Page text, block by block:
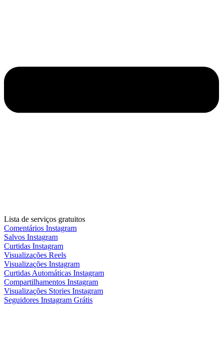
Lista de serviços gratuitos
Comentários Instagram
Salvos Instagram
Curtidas Instagram
Visualizações Reels
Visualizações Instagram
Curtidas Automáticas Instagram
Compartilhamentos Instagram
Visualizações Stories Instagram
Seguidores Instagram Grátis